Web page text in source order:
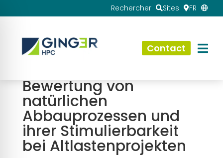
Rechercher Sites FR
Contact
Bewertung von
natürlichen
Abbauprozessen und
ihrer Stimulierbarkeit
bei Altlastenprojekten